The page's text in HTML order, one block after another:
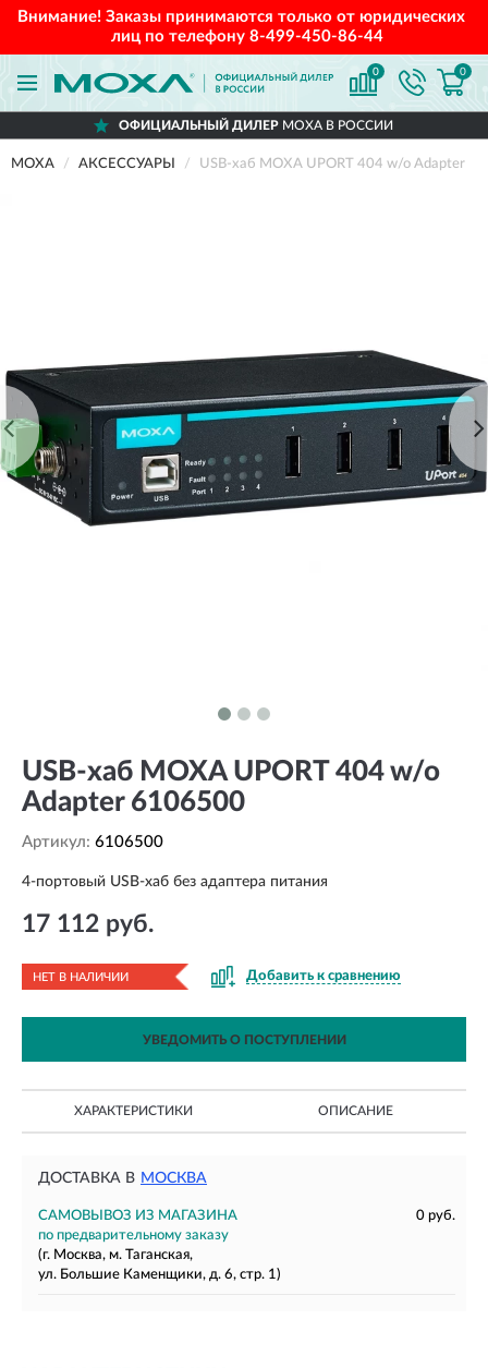
Внимание! Заказы принимаются только от юридических
лиц по телефону 8-499-450-86-44
0 0
ОФИЦИАЛЬНЫЙ ДИЛЕРMOXA В РОССИИ
MOXA АКСЕССУАРЫ USB-хаб MOXA UPORT 404 w/o Adapter
USB-хаб MOXA UPORT 404 w/o
Adapter 6106500
Артикул: 6106500
4-портовый USB-хаб без адаптера питания
17 112 руб.
НЕТ В НАЛИЧИИ Добавить к сравнению
УВЕДОМИТЬ О ПОСТУПЛЕНИИ
ХАРАКТЕРИСТИКИ ОПИСАНИЕ
ДОСТАВКА В МОСКВА
САМОВЫВОЗ ИЗ МАГАЗИНА
0 руб.
по предварительному заказу
(г. Москва, м. Таганская,
ул. Большие Каменщики, д. 6, стр. 1)